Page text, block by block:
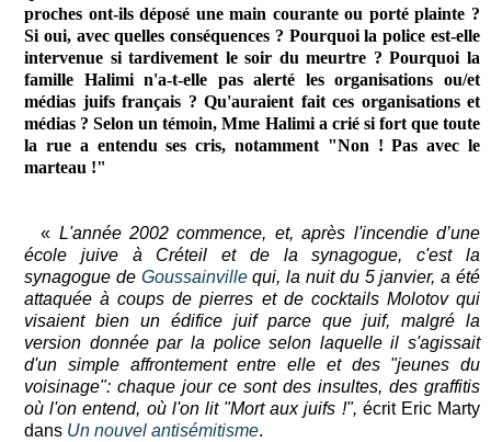
proches ont-ils déposé une main courante ou porté plainte ?
Si oui, avec quelles conséquences ? Pourquoi la police est-elle
intervenue si tardivement le soir du meurtre ? Pourquoi la
famille Halimi n'a-t-elle pas alerté les organisations ou/et
médias juifs français ? Qu'auraient fait ces organisations et
médias ? Selon un témoin, Mme Halimi a crié si fort que toute
la rue a entendu ses cris, notamment "Non ! Pas avec le
marteau !"
« L'année 2002 commence, et, après l'incendie d’une
école juive à Créteil et de la synagogue, c'est la
synagogue de Goussainvillequi, la nuit du 5 janvier, a été
attaquée à coups de pierres et de cocktails Molotov qui
visaient bien un édifice juif parce que juif, malgré la
version donnée par la police selon laquelle il s'agissait
d'un simple affrontement entre elle et des "jeunes du
voisinage": chaque jour ce sont des insultes, des graffitis
où l'on entend, où l'on lit "Mort aux juifs !", écrit Eric Marty
dans Un nouvel antisémitisme.